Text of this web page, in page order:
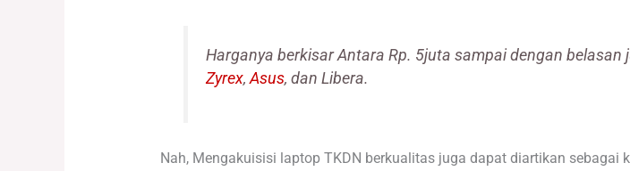
Harganya berkisar Antara Rp. 5juta sampai dengan
Zyrex,Asus, dan Libera.
Nah, Mengakuisisi laptop TKDN berkualitas juga dapat diartikan